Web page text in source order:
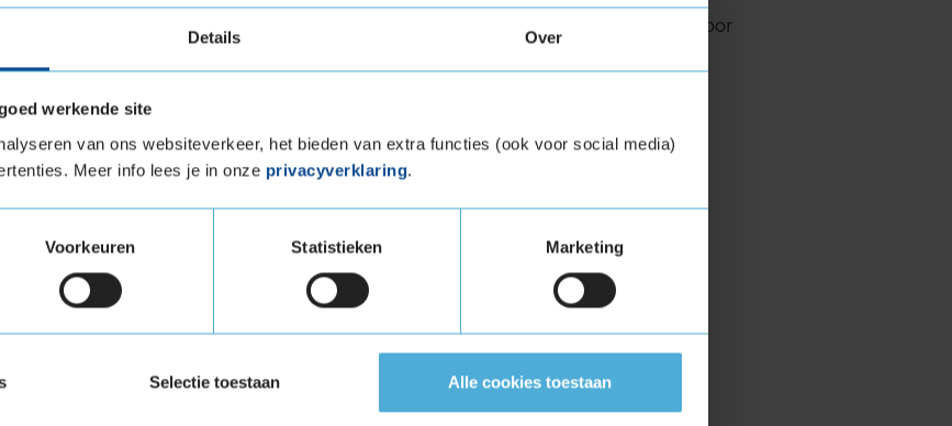
Details Over
werkende site
van ons websiteverkeer, het bieden van extra functies (ook voor social media)
Meer info lees je in onze privacyverklaring.
Voorkeuren Statistieken Marketing
Selectie toestaan Alle cookies toestaan
soorten en merken autobanden in Apeldoorn APK-keuring in Apeldoorn
en voor